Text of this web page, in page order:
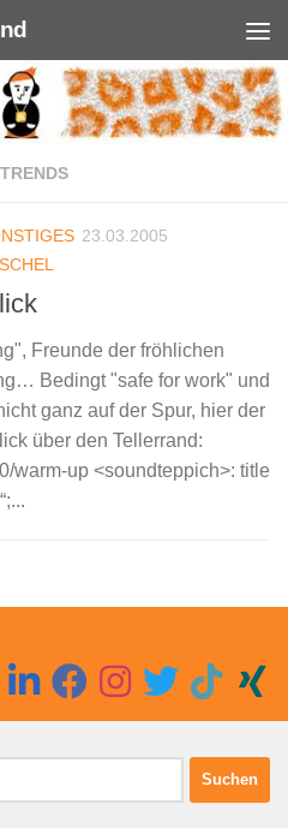
23.03.2005
Freunde der fröhlichen
Bedingt "safe for work" und
ganz auf der Spur, hier der
über den Tellerrand:
warm-up <soundteppich>: title